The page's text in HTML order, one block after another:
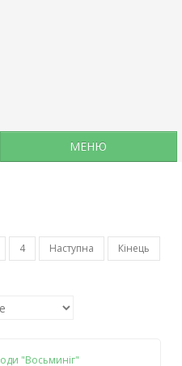
МЕНЮ
4 Наступна Кінець